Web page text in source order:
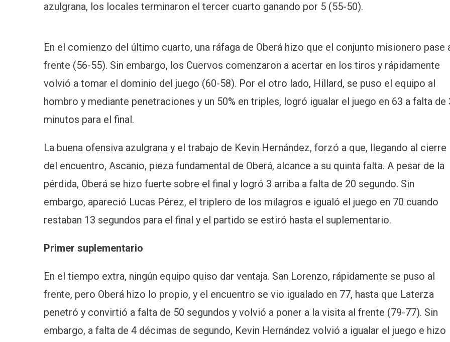
azulgrana, los locales terminaron el tercer cuarto ganando por 5 (55-50).
En el comienzo del último cuarto, una ráfaga de Oberá hizo que el conjunto misionero pase
frente (56-55). Sin embargo, los Cuervos comenzaron a acertar en los tiros y rápidamente
volvió a tomar el dominio del juego (60-58). Por el otro lado, Hillard, se puso el equipo al
hombro y mediante penetraciones y un 50% en triples, logró igualar el juego en 63 a falta de
minutos para el final.
La buena ofensiva azulgrana y el trabajo de Kevin Hernández, forzó a que, llegando al cierre
del encuentro, Ascanio, pieza fundamental de Oberá, alcance a su quinta falta. A pesar de la
pérdida, Oberá se hizo fuerte sobre el final y logró 3 arriba a falta de 20 segundo. Sin
embargo, apareció Lucas Pérez, el triplero de los milagros e igualó el juego en 70 cuando
restaban 13 segundos para el final y el partido se estiró hasta el suplementario.
Primer suplementario
En el tiempo extra, ningún equipo quiso dar ventaja. San Lorenzo, rápidamente se puso al
frente, pero Oberá hizo lo propio, y el encuentro se vio igualado en 77, hasta que Laterza
penetró y convirtió a falta de 50 segundos y volvió a poner a la visita al frente (79-77). Sin
embargo, a falta de 4 décimas de segundo, Kevin Hernández volvió a igualar el juego e hizo